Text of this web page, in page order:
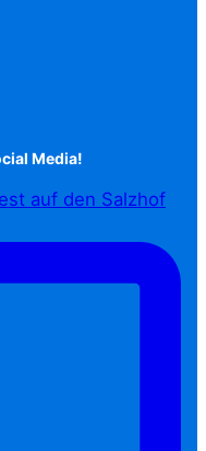
Media!
auf den Salzhof